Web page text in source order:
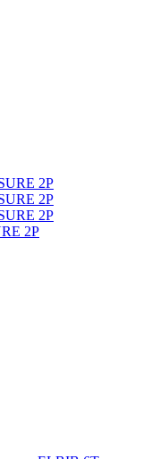
2P